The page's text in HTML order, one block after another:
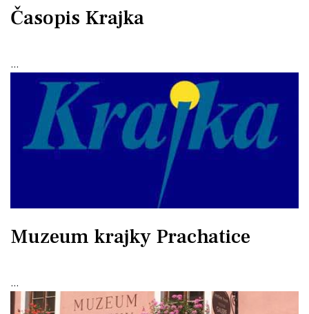
Časopis Krajka
...
Muzeum krajky Prachatice
...